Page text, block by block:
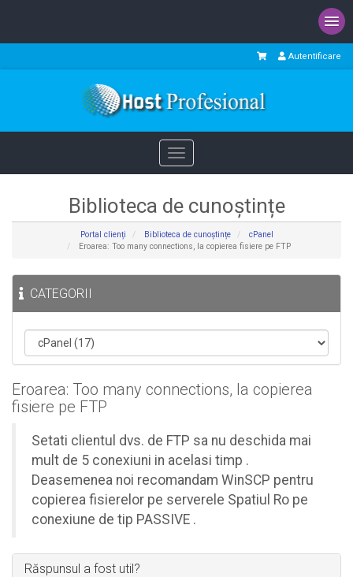
Autentificare
Toggle
navigation
Biblioteca de cunoștințe
Portal clienți Biblioteca de cunoștințe
cPanel
Eroarea: Too many connections, la copierea fisiere pe FTP
CATEGORII
Eroarea: Too many connections, la copierea
fisiere pe FTP
Setati clientul dvs. de FTP sa nu deschida mai
mult de 5 conexiuni in acelasi timp .
Deasemenea noi recomandam WinSCP pentru
copierea fisierelor pe serverele Spatiul Ro pe
conexiune de tip PASSIVE .
Răspunsul a fost util?